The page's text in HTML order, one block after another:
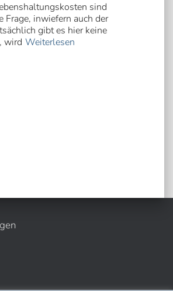
sind
inwiefern auch der
gibt es hier keine
wird Weiterlesen